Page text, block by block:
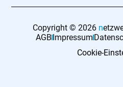
Copyright © 2026 n
AGB Impressum
Cookie-